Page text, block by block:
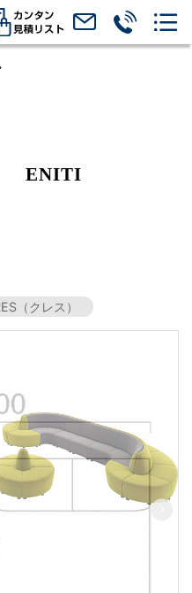
ENITI
（クレス）